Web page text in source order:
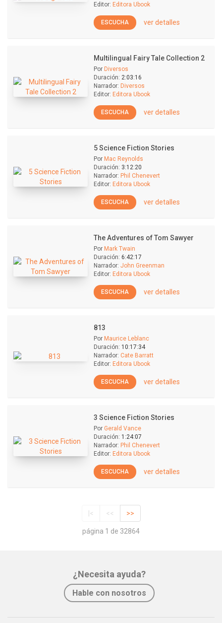
Editor: Editora Ubook
ESCUCHA ver detalles
Multilingual Fairy Tale Collection 2
Por Diversos
Duración: 2:03:16
Narrador: Diversos
Editor: Editora Ubook
ESCUCHA ver detalles
5 Science Fiction Stories
Por Mac Reynolds
Duración: 3:12:20
Narrador: Phil Chenevert
Editor: Editora Ubook
ESCUCHA ver detalles
The Adventures of Tom Sawyer
Por Mark Twain
Duración: 6:42:17
Narrador: John Greenman
Editor: Editora Ubook
ESCUCHA ver detalles
813
Por Maurice Leblanc
Duración: 10:17:34
Narrador: Cate Barratt
Editor: Editora Ubook
ESCUCHA ver detalles
3 Science Fiction Stories
Por Gerald Vance
Duración: 1:24:07
Narrador: Phil Chenevert
Editor: Editora Ubook
ESCUCHA ver detalles
|< << >>
página 1 de 32864
¿Necesita ayuda?
Hable con nosotros